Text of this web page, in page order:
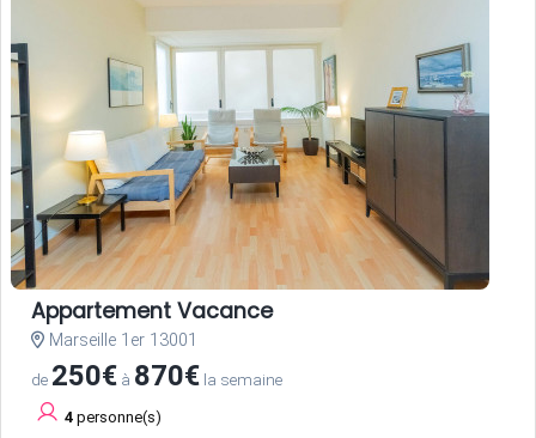
Appartement Vacance
Marseille 1er 13001
de 250€ à 870€ la semaine
4 personne(s)